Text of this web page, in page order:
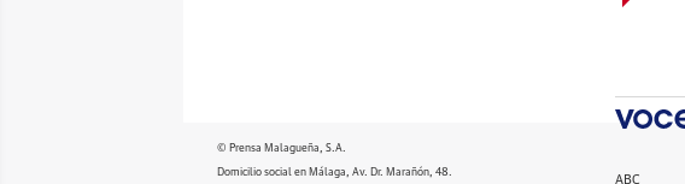
© Prensa Malagueña, S.A.
Domicilio social en Málaga, Av. Dr. Marañón, 48.
ABC